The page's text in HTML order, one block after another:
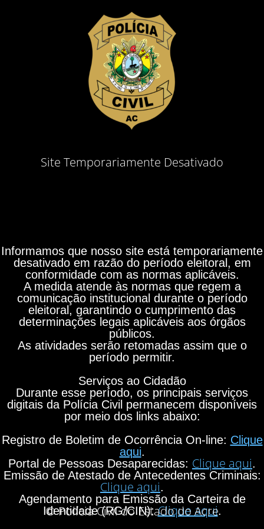
Site Temporariamente Desativado
Informamos que nosso site está temporariamente
desativado em razão do período eleitoral, em
conformidade com as normas aplicáveis.
A medida atende às normas que regem a
comunicação institucional durante o período
eleitoral, garantindo o cumprimento das
determinações legais aplicáveis aos órgãos
públicos.
As atividades serão retomadas assim que o
período permitir.
Serviços ao Cidadão
Durante esse período, os principais serviços
digitais da Polícia Civil permanecem disponíveis
por meio dos links abaixo:
Registro de Boletim de Ocorrência On-line: Clique
aqui.
Portal de Pessoas Desaparecidas: Clique aqui.
Emissão de Atestado de Antecedentes Criminais:
Clique aqui.
Agendamento para Emissão da Carteira de
Identidade (RG/CIN):Clique aqui.
© Polícia Civil do Estado do Acre